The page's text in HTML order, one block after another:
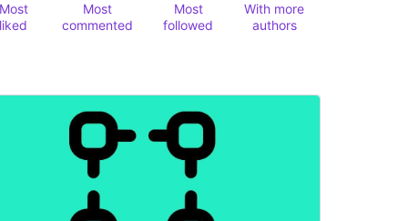
Most
liked
Most
commented
Most
followed
With more
authors